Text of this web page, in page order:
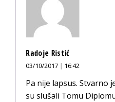
Radoje Ristić
03/10/2017 | 16:42
Pa nije lapsus. Stvarno
su slušali Tomu